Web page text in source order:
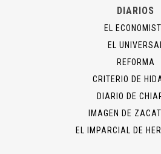
DIARIOS
EL
EL
REFORMA
CRITERIO DE
DIARIO DE
IMAGEN DE
EL IMPARCIAL DE